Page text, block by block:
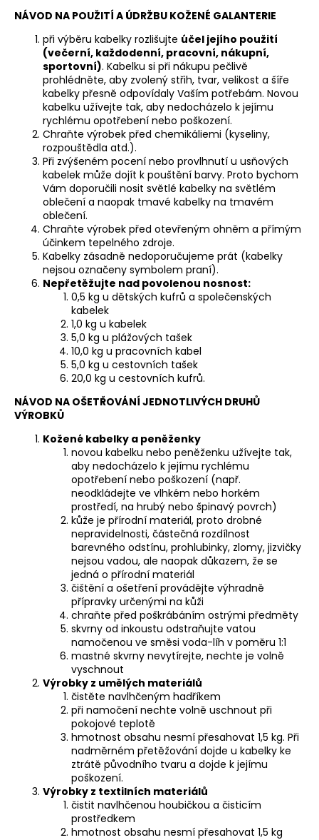
NÁVOD NA POUŽITÍ A ÚDRŽBU KOŽENÉ GALANTERIE
při výběru kabelky rozlišujte účel jejího použití
(večerní, každodenní, pracovní, nákupní,
sportovní). Kabelku si při nákupu pečlivě
prohlédněte, aby zvolený střih, tvar, velikost a šíře
kabelky přesně odpovídaly Vaším potřebám. Novou
kabelku užívejte tak, aby nedocházelo k jejímu
rychlému opotřebení nebo poškození.
Chraňte výrobek před chemikáliemi (kyseliny,
rozpouštědla atd.).
Při zvýšeném pocení nebo provlhnutí u usňových
kabelek může dojít k pouštění barvy. Proto bychom
Vám doporučili nosit světlé kabelky na světlém
oblečení a naopak tmavé kabelky na tmavém
oblečení.
Chraňte výrobek před otevřeným ohněm a přímým
účinkem tepelného zdroje.
Kabelky zásadně nedoporučujeme prát (kabelky
nejsou označeny symbolem praní).
Nepřetěžujte nad povolenou nosnost:
0,5 kg u dětských kufrů a společenských
kabelek
1,0 kg u kabelek
5,0 kg u plážových tašek
10,0 kg u pracovních kabel
5,0 kg u cestovních tašek
20,0 kg u cestovních kufrů.
NÁVOD NA OŠETŘOVÁNÍ JEDNOTLIVÝCH DRUHŮ
VÝROBKŮ
Kožené kabelky a peněženky
novou kabelku nebo peněženku užívejte tak,
aby nedocházelo k jejímu rychlému
opotřebení nebo poškození (např.
neodkládejte ve vlhkém nebo horkém
prostředí, na hrubý nebo špinavý povrch)
kůže je přírodní materiál, proto drobné
nepravidelnosti, částečná rozdílnost
barevného odstínu, prohlubinky, zlomy, jizvičky
nejsou vadou, ale naopak důkazem, že se
jedná o přírodní materiál
čištění a ošetření provádějte výhradně
přípravky určenými na kůži
chraňte před poškrábáním ostrými předměty
skvrny od inkoustu odstraňujte vatou
namočenou ve směsi voda-líh v poměru 1:1
mastné skvrny nevytírejte, nechte je volně
vyschnout
Výrobky z umělých materiálů
čistěte navlhčeným hadříkem
při namočení nechte volně uschnout při
pokojové teplotě
hmotnost obsahu nesmí přesahovat 1,5 kg. Při
nadměrném přetěžování dojde u kabelky ke
ztrátě původního tvaru a dojde k jejímu
poškození.
Výrobky z textilních materiálů
čistit navlhčenou houbičkou a čisticím
prostředkem
hmotnost obsahu nesmí přesahovat 1,5 kg